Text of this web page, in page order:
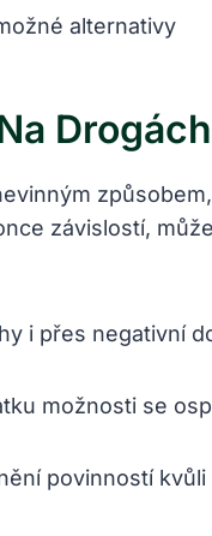
závislostí,
i přes negativní
možnosti se
povinností